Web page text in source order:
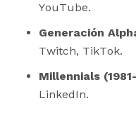
YouTube.
Generación
Twitch, TikTok.
Millennials
LinkedIn.